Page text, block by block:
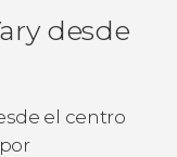
desde
el centro